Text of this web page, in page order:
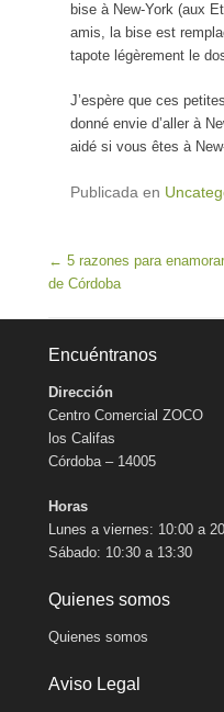
bise à New-York (aux
amis, la bise est
tapote légèrement le
J’espère que ces
donné envie d’aller à
aidé si vous êtes à
Publicada en
Navegación de entradas
← 5 razones para
de Córdoba
Encuéntranos
Dirección
Centro
los Califas
Córdoba – 14005
Horas
Lunes a viernes: 10:00 a
Sábado: 10:30 a 13:30
Quienes somos
Quienes somos
Aviso Legal